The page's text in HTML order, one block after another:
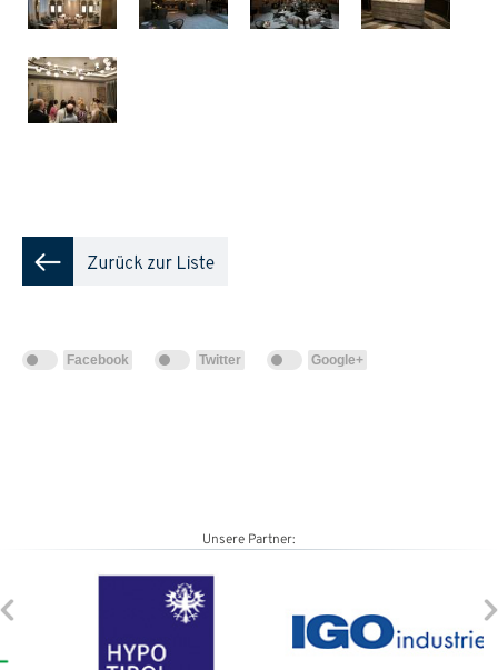
Facebook Twitter Google+
Unsere Partner: